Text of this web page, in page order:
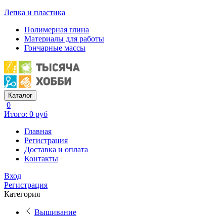
Лепка и пластика
Полимерная глина
Материалы для работы
Гончарные массы
Каталог
0
Итого: 0 руб
Главная
Регистрация
Доставка и оплата
Контакты
Вход
Регистрация
Категория
Вышивание